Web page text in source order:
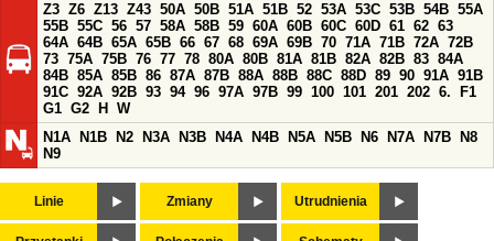
Z3 Z6 Z13 Z43 50A 50B 51A 51B 52 53A 53C 53B 54B 55A
55B 55C 56 57 58A 58B 59 60A 60B 60C 60D 61 62 63
64A 64B 65A 65B 66 67 68 69A 69B 70 71A 71B 72A 72B
73 75A 75B 76 77 78 80A 80B 81A 81B 82A 82B 83 84A
84B 85A 85B 86 87A 87B 88A 88B 88C 88D 89 90 91A 91B
91C 92A 92B 93 94 96 97A 97B 99 100 101 201 202 6.
F1
G1 G2 H
W
N1A
N1B N2 N3A N3B N4A N4B N5A N5B N6 N7A N7B
N8
N9
Linie Zmiany Utrudnienia